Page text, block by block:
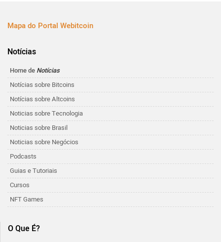
Mapa do Portal Webitcoin
Notícias
Home de Notícias
Notícias sobre Bitcoins
Notícias sobre Altcoins
Noticias sobre Tecnologia
Noticias sobre Brasil
Noticias sobre Negócios
Podcasts
Guias e Tutoriais
Cursos
NFT Games
O Que É?